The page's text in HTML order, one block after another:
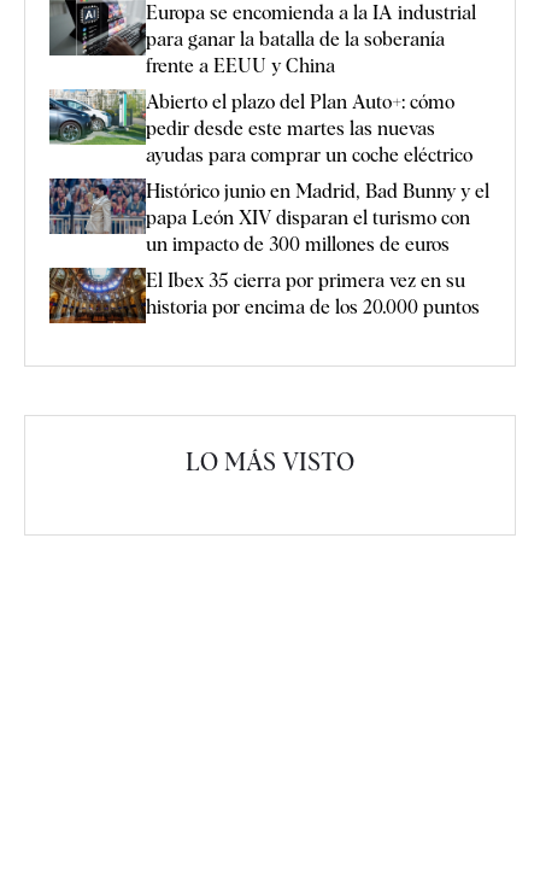
Europa se encomienda a la IA industrial
para ganar la batalla de la soberanía
frente a EEUU y China
Abierto el plazo del Plan Auto+: cómo
pedir desde este martes las nuevas
ayudas para comprar un coche eléctrico
Histórico junio en Madrid, Bad Bunny y el
papa León XIV disparan el turismo con
un impacto de 300 millones de euros
El Ibex 35 cierra por primera vez en su
historia por encima de los 20.000 puntos
LO MÁS VISTO